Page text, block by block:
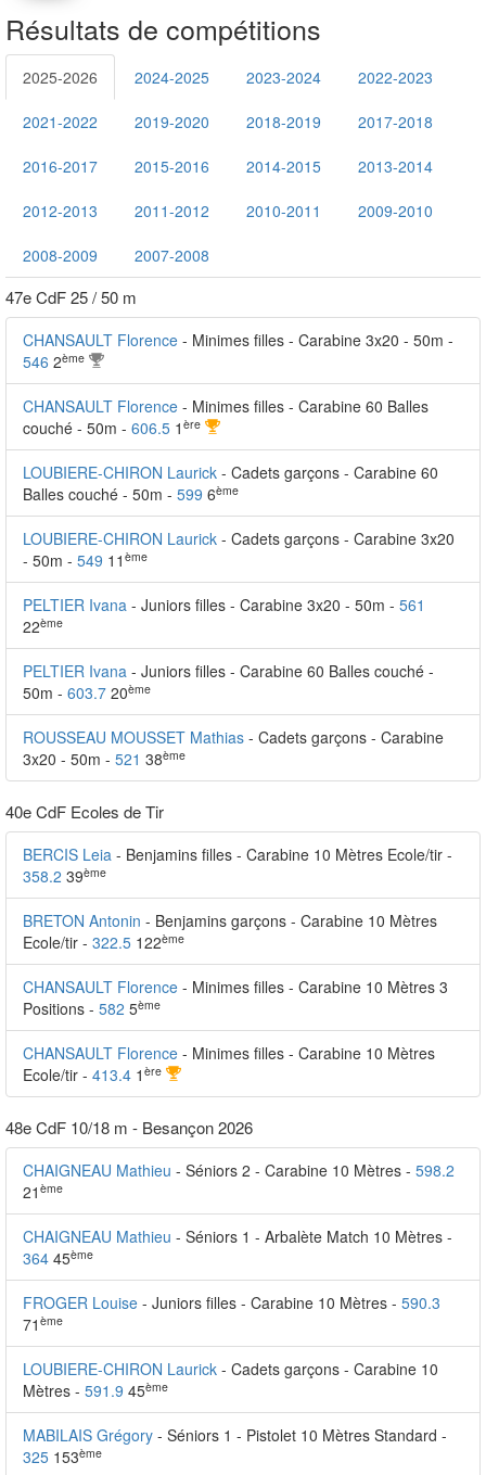
Résultats de compétitions
2025-2026 2024-2025 2023-2024 2022-2023
2021-2022 2019-2020 2018-2019 2017-2018
2016-2017 2015-2016 2014-2015 2013-2014
2012-2013 2011-2012 2010-2011 2009-2010
2008-2009 2007-2008
47e CdF 25 / 50 m
CHANSAULT Florence - Minimes filles - Carabine 3x20 - 50m -
546 2ème
CHANSAULT Florence - Minimes filles - Carabine 60 Balles
couché - 50m - 606.5 1 ère
LOUBIERE-CHIRON Laurick - Cadets garçons - Carabine 60
Balles couché - 50m - 599 6ème
LOUBIERE-CHIRON Laurick - Cadets garçons - Carabine 3x20
- 50m - 549 11 ème
PELTIER Ivana - Juniors filles - Carabine 3x20 - 50m - 561
22ème
PELTIER Ivana - Juniors filles - Carabine 60 Balles couché -
50m - 603.7 20ème
ROUSSEAU MOUSSET Mathias - Cadets garçons - Carabine
3x20 - 50m - 521 38ème
40e CdF Ecoles de Tir
BERCIS Leia - Benjamins filles - Carabine 10 Mètres Ecole/tir -
358.2 39ème
BRETON Antonin - Benjamins garçons - Carabine 10 Mètres
Ecole/tir - 322.5 122ème
CHANSAULT Florence - Minimes filles - Carabine 10 Mètres 3
Positions - 582 5ème
CHANSAULT Florence - Minimes filles - Carabine 10 Mètres
Ecole/tir - 413.4 1 ère
48e CdF 10/18 m - Besançon 2026
CHAIGNEAU Mathieu - Séniors 2 - Carabine 10 Mètres - 598.2
21 ème
CHAIGNEAU Mathieu - Séniors 1 - Arbalète Match 10 Mètres -
364 45ème
FROGER Louise - Juniors filles - Carabine 10 Mètres - 590.3
71 ème
LOUBIERE-CHIRON Laurick - Cadets garçons - Carabine 10
Mètres - 591.9 45ème
MABILAIS Grégory - Séniors 1 - Pistolet 10 Mètres Standard -
325 153ème